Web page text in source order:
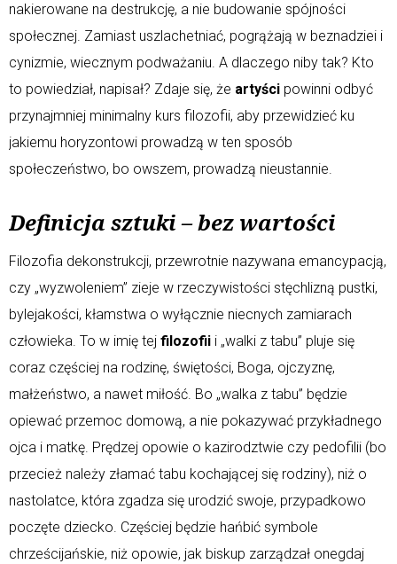
nakierowane na destrukcję, a nie budowanie spójności
społecznej. Zamiast uszlachetniać, pogrążają w beznadziei i
cynizmie, wiecznym podważaniu. A dlaczego niby tak? Kto
to powiedział, napisał? Zdaje się, że artyści powinni odbyć
przynajmniej minimalny kurs filozofii, aby przewidzieć ku
jakiemu horyzontowi prowadzą w ten sposób
społeczeństwo, bo owszem, prowadzą nieustannie.
Definicja sztuki – bez wartości
Filozofia dekonstrukcji, przewrotnie nazywana emancypacją,
czy „wyzwoleniem” zieje w rzeczywistości stęchlizną pustki,
bylejakości, kłamstwa o wyłącznie niecnych zamiarach
człowieka. To w imię tej filozofii i „walki z tabu” pluje się
coraz częściej na rodzinę, świętości, Boga, ojczyznę,
małżeństwo, a nawet miłość. Bo „walka z tabu” będzie
opiewać przemoc domową, a nie pokazywać przykładnego
ojca i matkę. Prędzej opowie o kazirodztwie czy pedofilii (bo
przecież należy złamać tabu kochającej się rodziny), niż o
nastolatce, która zgadza się urodzić swoje, przypadkowo
poczęte dziecko. Częściej będzie hańbić symbole
chrześcijańskie, niż opowie, jak biskup zarządzał onegdaj